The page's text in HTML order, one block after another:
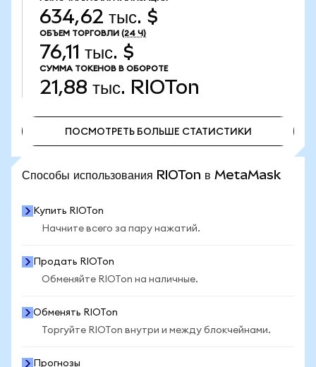
634,62 тыс. $
ОБЪЕМ ТОРГОВЛИ (24 Ч)
76,11 тыс. $
СУММА ТОКЕНОВ В ОБОРОТЕ
21,88 тыс. RIOTon
ПОСМОТРЕТЬ БОЛЬШЕ СТАТИСТИКИ
Способы использования RIOTon в MetaMask
Купить RIOTon
Начните всего за пару нажатий.
Продать RIOTon
Обменяйте RIOTon на наличные.
Обменять RIOTon
Торгуйте RIOTon внутри и между блокчейнами.
Прогнозы